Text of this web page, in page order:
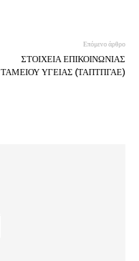
Επόμενο άρθρο
ΣΤΟΙΧΕΙΑ ΕΠΙΚΟΙΝΩΝΙΑΣ
ΤΑΜΕΙΟΥ ΥΓΕΙΑΣ (ΤΑΠΤΠΓΑΕ)